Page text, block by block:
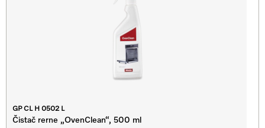
GP CL H 0502 L
Čistač rerne „OvenClean“, 500 ml